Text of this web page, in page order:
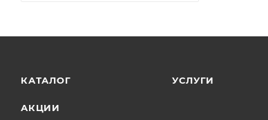
КАТАЛОГ
АКЦИИ
УСЛУГИ